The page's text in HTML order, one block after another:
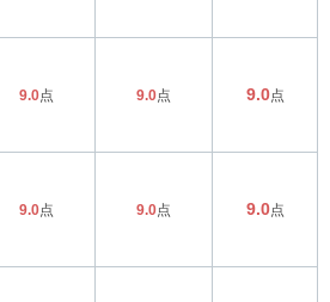
9.0点 9.0点 9.0点
9.0点 9.0点 9.0点